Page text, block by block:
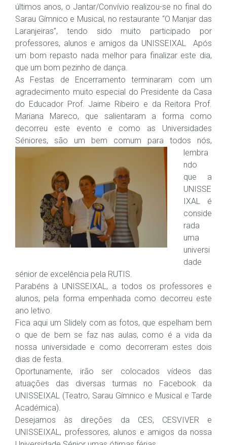
últimos anos, o Jantar/Convívio realizou-se no final do
Sarau Gímnico e Musical, no restaurante “O Manjar das
Laranjeiras”, tendo sido muito participado por
professores, alunos e amigos da UNISSEIXAL Após
um bom repasto nada melhor para finalizar este dia,
que um bom pezinho de dança.
As Festas de Encerramento terminaram com um
agradecimento muito especial do Presidente da Casa
do Educador Prof. Jaime Ribeiro e da Reitora Prof.
Mariana Mareco, que salientaram a forma como
decorreu este evento e como as Universidades
Séniores, são um bem comum para todos nós,
lembra
ndo
que a
UNISSE
IXAL é
conside
rada
uma
universi
dade
sénior de excelência pela RUTIS.
Parabéns à UNISSEIXAL, a todos os professores e
alunos, pela forma empenhada como decorreu este
ano letivo.
Fica aqui um Slidely com as fotos, que espelham bem
o que de bem se faz nas aulas, como é a vida da
nossa universidade e como decorreram estes dois
dias de festa.
Oportunamente, irão ser colocados vídeos das
atuações das diversas turmas no Facebook da
UNISSEIXAL (Teatro, Sarau Gímnico e Musical e Tarde
Académica).
Desejamos às direções da CES, CESVIVER e
UNISSEIXAL, professores, alunos e amigos da nossa